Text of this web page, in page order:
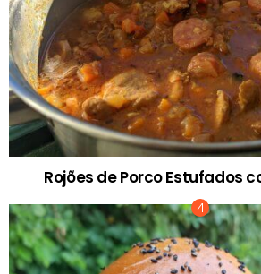
Rojões de Porco Estufados